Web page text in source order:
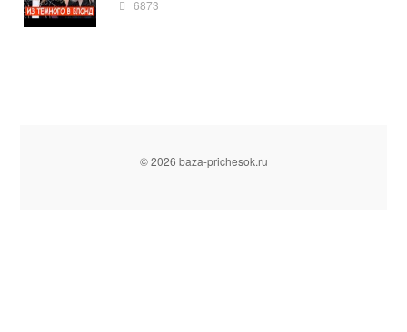
6873
© 2026 baza-prichesok.ru